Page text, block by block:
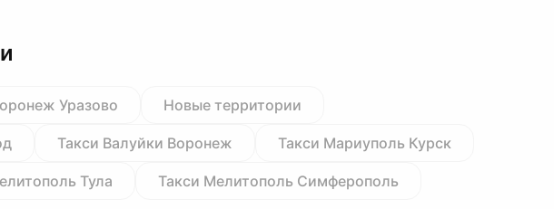
Уразово Новые территории
Такси Валуйки Воронеж Такси Мариуполь Курск
Тула Такси Мелитополь Симферополь